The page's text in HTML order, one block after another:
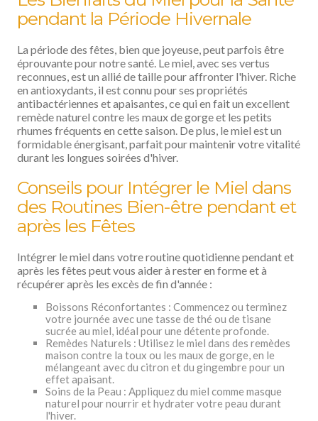
pendant la Période Hivernale
La période des fêtes, bien que joyeuse, peut parfois être
éprouvante pour notre santé. Le miel, avec ses vertus
reconnues, est un allié de taille pour affronter l'hiver. Riche
en antioxydants, il est connu pour ses propriétés
antibactériennes et apaisantes, ce qui en fait un excellent
remède naturel contre les maux de gorge et les petits
rhumes fréquents en cette saison. De plus, le miel est un
formidable énergisant, parfait pour maintenir votre vitalité
durant les longues soirées d'hiver.
Conseils pour Intégrer le Miel dans
des Routines Bien-être pendant et
après les Fêtes
Intégrer le miel dans votre routine quotidienne pendant et
après les fêtes peut vous aider à rester en forme et à
récupérer après les excès de fin d'année :
Boissons Réconfortantes : Commencez ou terminez
votre journée avec une tasse de thé ou de tisane
sucrée au miel, idéal pour une détente profonde.
Remèdes Naturels : Utilisez le miel dans des remèdes
maison contre la toux ou les maux de gorge, en le
mélangeant avec du citron et du gingembre pour un
effet apaisant.
Soins de la Peau : Appliquez du miel comme masque
naturel pour nourrir et hydrater votre peau durant
l'hiver.